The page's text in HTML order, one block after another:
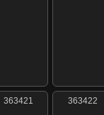
363421 363422